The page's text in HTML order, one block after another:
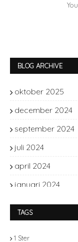
BLOG ARCHIVE
oktober 2025
december 2024
september 2024
juli 2024
april 2024
januari 2024
november 2023
oktober 2023
september 2023
TAGS
1 Ster